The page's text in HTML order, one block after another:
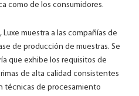
como de los consumidores.
muestra a las compañías de
de producción de muestras. Se
que exhibe los requisitos de
de alta calidad consistentes
técnicas de procesamiento